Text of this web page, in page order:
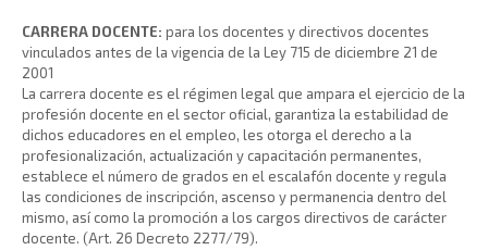
CARRERA DOCENTE: para los docentes y directivos docentes
vinculados antes de la vigencia de la Ley 715 de diciembre 21 de
2001
La carrera docente es el régimen legal que ampara el ejercicio de la
profesión docente en el sector oficial, garantiza la estabilidad de
dichos educadores en el empleo, les otorga el derecho a la
profesionalización, actualización y capacitación permanentes,
establece el número de grados en el escalafón docente y regula
las condiciones de inscripción, ascenso y permanencia dentro del
mismo, así como la promoción a los cargos directivos de carácter
docente. (Art. 26 Decreto 2277/79).